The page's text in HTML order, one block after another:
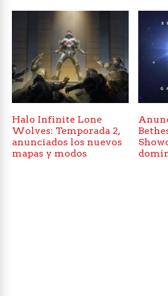
Halo Infinite Lone
Wolves: Temporada 2,
anunciados los nuevos
mapas y modos